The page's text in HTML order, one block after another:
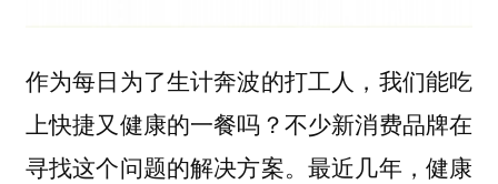
作为每日为了生计奔波的打工人，我们能吃
上快捷又健康的一餐吗？不少新消费品牌在
寻找这个问题的解决方案。最近几年，健康